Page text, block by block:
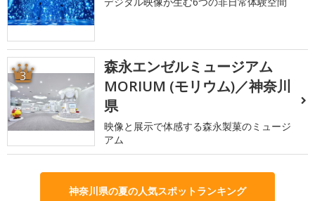
3
森永エンゼルミュージアム
MORIUM (モリウム)／神奈川
県
映像と展示で体感する森永製菓のミュージ
アム
神奈川県の夏の人気スポットランキング